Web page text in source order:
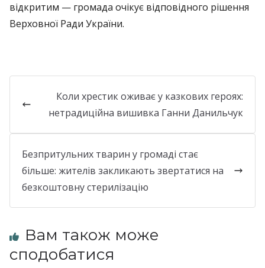
відкритим — громада очікує відповідного рішення
Верховної Ради України.
Коли хрестик оживає у казкових героях:
нетрадиційна вишивка Ганни Данильчук
Безпритульних тварин у громаді стає
більше: жителів закликають звертатися на
безкоштовну стерилізацію
Вам також може
сподобатися